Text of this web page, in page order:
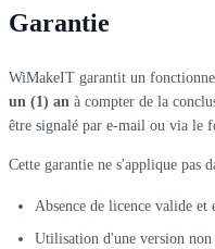
Garantie
WiMakeIT garantit un
un (1) an à compter de la
être signalé par e-mail ou via le
Cette garantie ne s'applique pas
Absence de licence valide et
Utilisation d'une version